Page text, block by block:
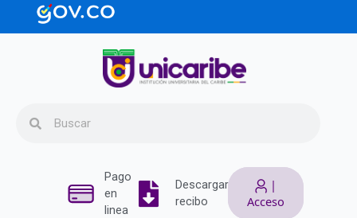
contenido
Pago
en
linea
Descargar
recibo
|
Acceso